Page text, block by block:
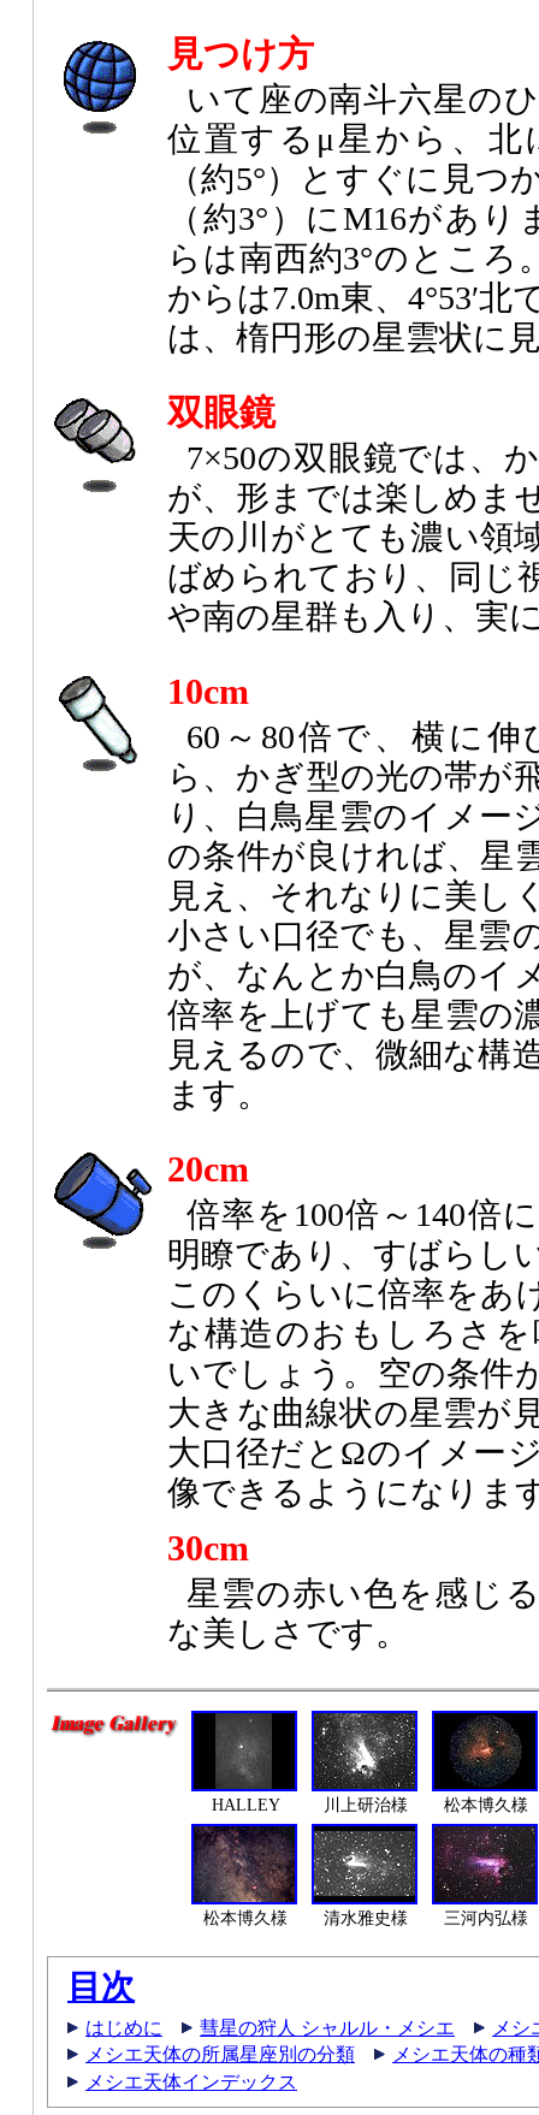
見つけ方
いて座の南斗六星の
位置するμ星から、北
（約5°）とすぐに見
（約3°）にM16があ
らは南西約3°のところ
からは7.0m東、4°53′
は、楕円形の星雲状に
双眼鏡
7×50の双眼鏡では、
が、形までは楽しめま
天の川がとても濃い領
ばめられており、同じ
や南の星群も入り、実
10cm
60～80倍で、横に
ら、かぎ型の光の帯が
り、白鳥星雲のイメー
の条件が良ければ、星
見え、それなりに美し
小さい口径でも、星雲
が、なんとか白鳥のイ
倍率を上げても星雲の
見えるので、微細な構
ます。
20cm
倍率を100倍～140倍
明瞭であり、すばらし
このくらいに倍率をあ
な構造のおもしろさ
いでしょう。空の条件
大きな曲線状の星雲が
大口径だとΩのイメー
像できるようになりま
30cm
星雲の赤い色を感じ
な美しさです。
HALLEY 川上研治様 松本博久様
松本博久様 清水雅史様 三河内弘様
目次
はじめに 彗星の狩人 シャルル・メシエ
メシ
メシエ天体の所属星座別の分類
メシエ天体の種
メシエ天体インデックス